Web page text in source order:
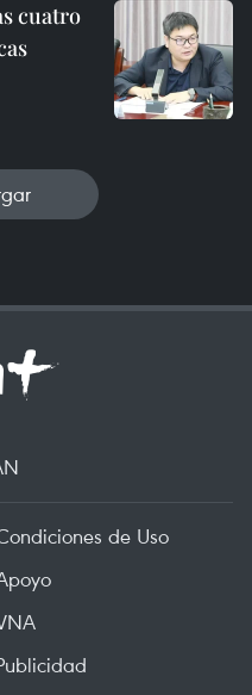
cuatro
de Uso